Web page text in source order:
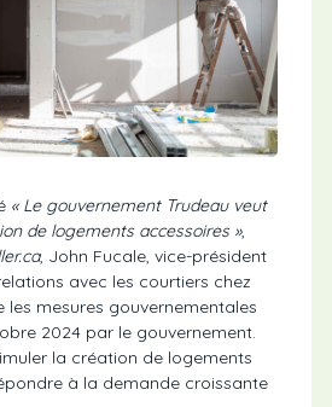
« Le gouvernement Trudeau veut
de logements accessoires »,
, John Fucale, vice-président
avec les courtiers chez
les mesures gouvernementales
2024 par le gouvernement.
la création de logements
à la demande croissante